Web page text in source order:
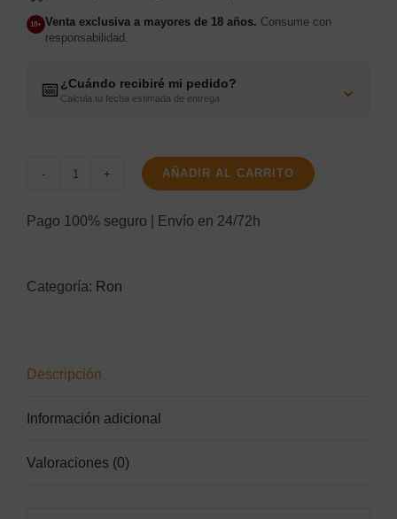
18+ Venta exclusiva a mayores de 18 años. Consume con
responsabilidad.
📅 ¿Cuándo recibiré mi pedido?
Calcula tu fecha estimada de entrega ⌄
Legendario
AÑADIR AL CARRITO
Pago 100% seguro | Envío en 24/72h
Categoría: Ron
Descripción
Información adicional
Valoraciones (0)